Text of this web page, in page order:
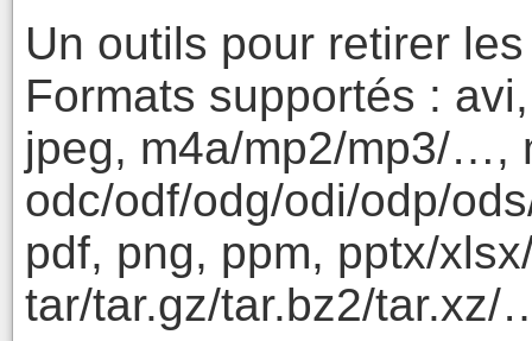
Un outils pour retirer
Formats supportés :
jpeg, m4a/mp2/mp3/…,
odc/odf/odg/odi/odp/
pdf, png, ppm, pptx/
tar/tar.gz/tar.bz2/tar.xz/